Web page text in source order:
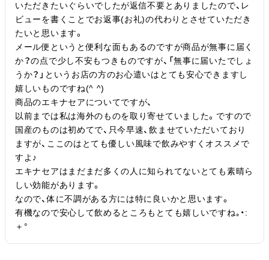
いただきたいぐらいでしたが返信不要とありましたので、レ
ビューを書くことでお返事(お礼)の代わりとさせていただき
たいと思います。
メール便というと便利な面もあるのですが商品が無事に届く
か？の点で少し不安もつきものですが、「無事に届いたでしょ
うか？」というお店の方のお心遣いはとても安心できますし
嬉しいものですね(^ ^)
商品のエキナセアについてですが、
以前までは私は海外のものを取り寄せていました。ですので
国産のものは初めてで、只今早速、飲ませていただいており
ますが、ここのはとても優しい風味で飲みやすくオススメで
すよ♪
エキナセアはまだまだ多くの人に知られてないとても素晴ら
しい効能があります。
なので、体に不調がある方には特に良いかと思います。
有機なので安心して飲めるところもとても嬉しいですね｡・:
＋°